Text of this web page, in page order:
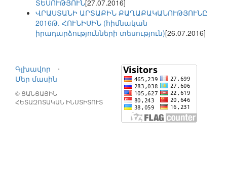
ՏԵՍՈՒԹՅՈՒՆ[27.07.2016]
ՎՐԱՍՏԱՆԻ ԱՐՏԱՔԻՆ ՔԱՂԱՔԱԿԱՆՈՒԹՅՈՒՆԸ
2016Թ. ՀՈՒՆԻՍԻՆ (հիմնական
իրադարձությունների տեսություն)[26.07.2016]
Գլխավոր
⋅
Մեր մասին
© ՑԱՆՑԱՅԻՆ
ՀԵՏԱԶՈՏԱԿԱՆ ԻՆՍՏԻՏՈՒՏ